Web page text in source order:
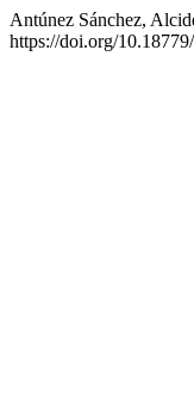
Antúnez Sánchez,
https://doi.org/